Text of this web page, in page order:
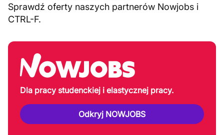
Sprawdź oferty naszych partnerów Nowjobs i
CTRL-F.
Dla pracy studenckiej i elastycznej pracy.
Odkryj NOWJOBS